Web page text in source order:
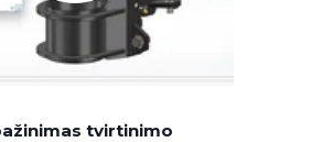
tvirtinimo